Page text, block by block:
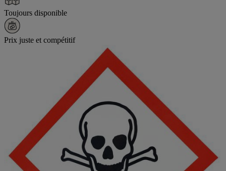
Toujours disponible
Prix juste et compétitif